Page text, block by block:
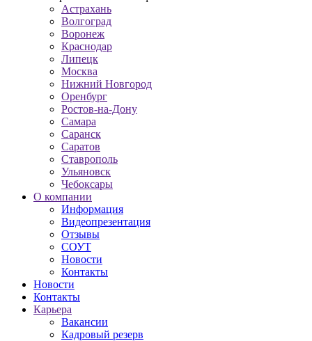
Астрахань
Волгоград
Воронеж
Краснодар
Липецк
Москва
Нижний Новгород
Оренбург
Ростов-на-Дону
Самара
Саранск
Саратов
Ставрополь
Ульяновск
Чебоксары
О компании
Информация
Видеопрезентация
Отзывы
СОУТ
Новости
Контакты
Новости
Контакты
Карьера
Вакансии
Кадровый резерв